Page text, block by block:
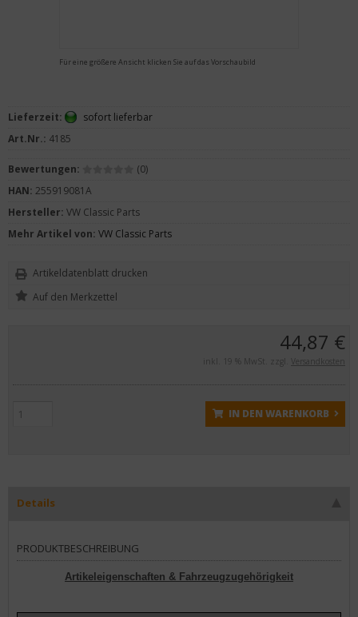
Für eine größere Ansicht klicken Sie auf das Vorschaubild
44,87 €
inkl. 19 % MwSt. zzgl. Versandkosten
IN DEN WARENKORB
Lieferzeit:
sofort lieferbar
Art.Nr.: 4185
Bewertungen:
(0)
HAN: 255919081A
Hersteller: VW Classic Parts
Mehr Artikel von: VW Classic Parts
Artikeldatenblatt drucken
Details
PRODUKTBESCHREIBUNG
Artikeleigenschaften & Fahrzeugzugehörigkeit